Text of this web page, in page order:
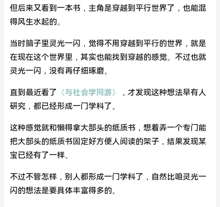
但后来又看到一本书，主角是穿越到平行世界了，也能混
得风生水起的。
当时脑子里灵光一闪，觉得不用穿越到平行的世界，就是
在现在这个世界里，其实也能找到穿越的感觉。不过也就
灵光一闪，没有再仔细琢磨。
直到最近看了 《与社会学同游》
，才发现这种想法早有人
研究，都已经形成一门学科了。
这种感觉就和懒得拿大部头的纸质书，想着弄一个专门能
把大部头的纸质书固定好方便人阅读的架子，结果发现某
宝已经有了一样。
不过不管怎样，别人都形成一门学科了，自然比咱灵光一
闪的想法是要具体丰富得多的。